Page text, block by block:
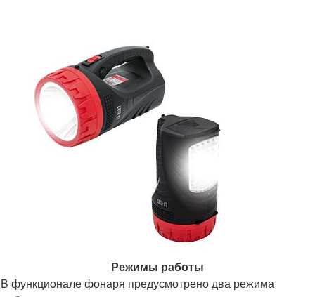
Режимы работы
В функционале фонаря предусмотрено два режима